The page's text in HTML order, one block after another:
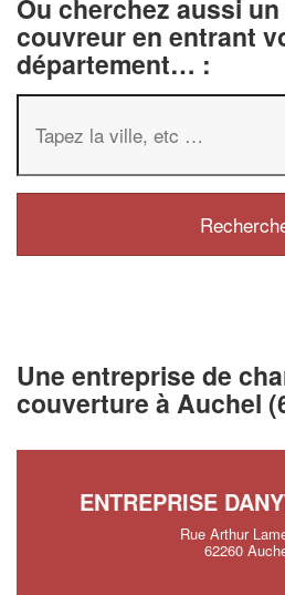
Ou cherchez aussi
couvreur en entrant
département… :
Une entreprise de
couverture à Auchel
ENTREPRISE
Rue Arthur
62260
✕